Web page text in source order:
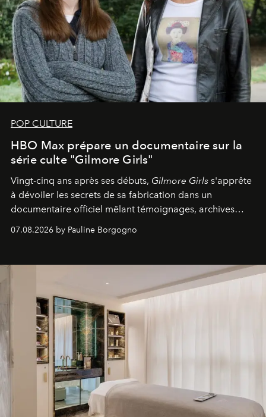
POP CULTURE
HBO Max prépare un documentaire sur la
série culte "Gilmore Girls"
Vingt-cinq ans après ses débuts, Gilmore Girls s'apprête
à dévoiler les secrets de sa fabrication dans un
documentaire officiel mêlant témoignages, archives
inédites et plongée dans les coulisses d'un phénomène
générationnel.
07.08.2026 by Pauline Borgogno